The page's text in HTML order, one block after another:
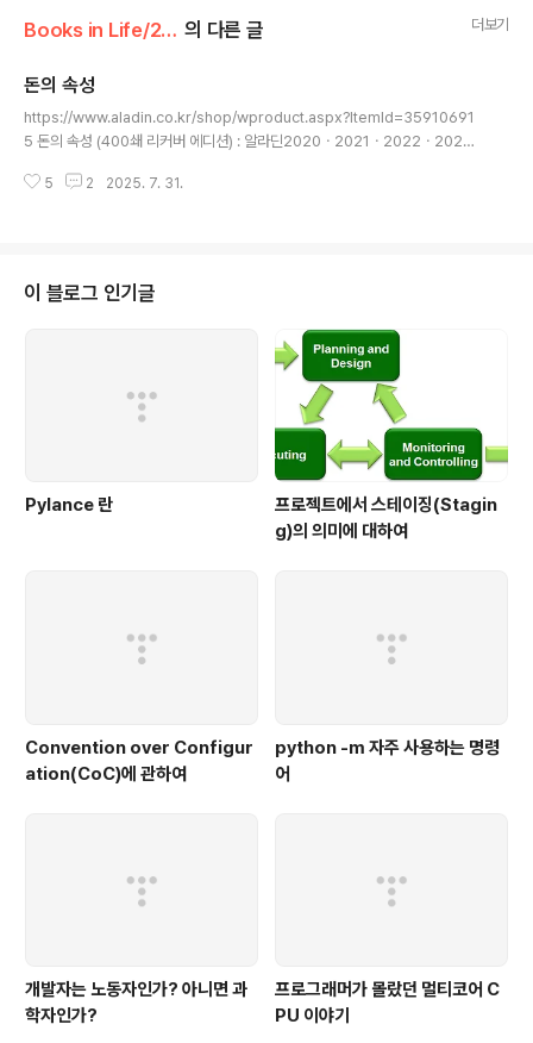
Books in Life/2025 의 다른 글 더보기
돈의 속성
https://www.aladin.co.kr/shop/wproduct.aspx?ItemId=35910691
5 돈의 속성 (400쇄 리커버 에디션) : 알라딘2020ㆍ2021ㆍ2022ㆍ2023
경영 필독서 『돈의 속성』. 중국, 일본, 대만, 태국, 베트남 5개국에서 출간되었
다. 나는 나보다 더 훌륭한 경영자에게 투자한다.나보다 더 훌륭한 경영자의 옷
깃을 붙들고 걸어가는 기분은 아버지 같은 좋은 형을..
5 2 2025. 7. 31.
이 블로그 인기글
Pylance 란
프로젝트에서 스테이징(Stagin
g)의 의미에 대하여
Convention over Configur
ation(CoC)에 관하여
python -m 자주 사용하는 명령
어
개발자는 노동자인가? 아니면 과
학자인가?
프로그래머가 몰랐던 멀티코어 C
PU 이야기